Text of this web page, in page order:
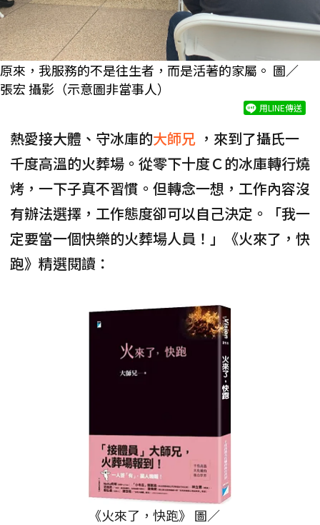
原來，我服務的不是往生者，而是活著的家屬。 圖／
張宏 攝影（示意圖非當事人）
用LINE傳送
熱愛接大體、守冰庫的大師兄 ，來到了攝氏一
千度高溫的火葬場。從零下十度Ｃ的冰庫轉行燒
烤，一下子真不習慣。但轉念一想，工作內容沒
有辦法選擇，工作態度卻可以自己決定。「我一
定要當一個快樂的火葬場人員！」《火來了，快
跑》精選閱讀：
《火來了，快跑》 圖／